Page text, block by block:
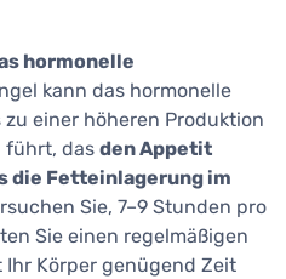
hormonelle
kann das hormonelle
einer höheren Produktion
führt, das den Appetit
die Fetteinlagerung im
Sie, 7–9 Stunden pro
Sie einen regelmäßigen
Körper genügend Zeit